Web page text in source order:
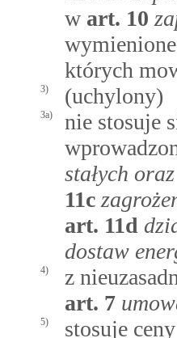
w art. 10
których
3) (uchylony)
3a)
nie stosuje
stałych
11c
art. 11d
dostaw
4)
z
art. 7
5)
stosuje